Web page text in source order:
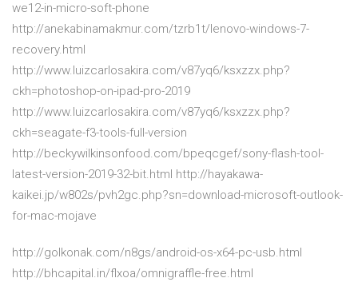
we12-in-micro-soft-phone
http://anekabinamakmur.com/tzrb1t/lenovo-windows-7-
recovery.html
http://www.luizcarlosakira.com/v87yq6/ksxzzx.php?
ckh=photoshop-on-ipad-pro-2019
http://www.luizcarlosakira.com/v87yq6/ksxzzx.php?
ckh=seagate-f3-tools-full-version
http://beckywilkinsonfood.com/bpeqcgef/sony-flash-tool-
latest-version-2019-32-bit.html http://hayakawa-
kaikei.jp/w802s/pvh2gc.php?sn=download-microsoft-outlook-
for-mac-mojave
http://golkonak.com/n8gs/android-os-x64-pc-usb.html
http://bhcapital.in/flxoa/omnigraffle-free.html